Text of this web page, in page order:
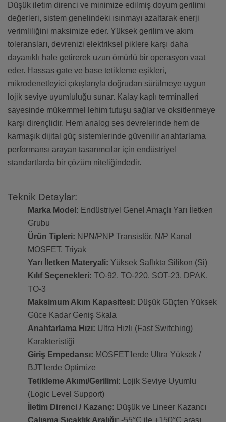
Düşük iletim direnci ve minimize edilmiş doyum gerilimi
değerleri, sistem genelindeki ısınmayı azaltarak enerji
verimliliğini maksimize eder. Yüksek gerilim ve akım
toleransları, devrenizi elektriksel piklere karşı daha
dayanıklı hale getirerek uzun ömürlü bir operasyon vaat
eder. Hassas gate ve base tetikleme eşikleri,
mikrodenetleyici çıkışlarıyla doğrudan sürülmeye uygun
lojik seviye uyumluluğu sunar. Kalay kaplı terminalleri
sayesinde mükemmel lehim tutuşu sağlar ve oksitlenmeye
karşı dirençlidir. Hem analog ses devrelerinde hem de
karmaşık dijital güç sistemlerinde güvenilir anahtarlama
performansı arayan tasarımcılar için endüstriyel
standartlarda bir çözüm niteliğindedir.
Teknik Detaylar:
Marka Model: Endüstriyel Genel Amaçlı Yarı İletken
Grubu
Ürün Tipleri: NPN/PNP Transistör, N/P Kanal
MOSFET, Triyak
Yarı İletken Materyali: Yüksek Saflıkta Silikon (Si)
Kılıf Seçenekleri: TO-92, TO-220, SOT-23, DPAK,
TO-3
Maksimum Akım Kapasitesi: Düşük Güçten Yüksek
Güce Kadar Geniş Skala
Anahtarlama Hızı: Ultra Hızlı (Fast Switching)
Karakteristiği
Giriş Empedansı: MOSFET'lerde Ultra Yüksek /
BJT'lerde Optimize
Tetikleme Akımı/Gerilimi: Lojik Seviye Uyumlu
(Logic Level Support)
İletim Direnci / Kazanç: Düşük ve Lineer Kazancı
Çalışma Sıcaklık Aralığı: -55°C ile +150°C arası